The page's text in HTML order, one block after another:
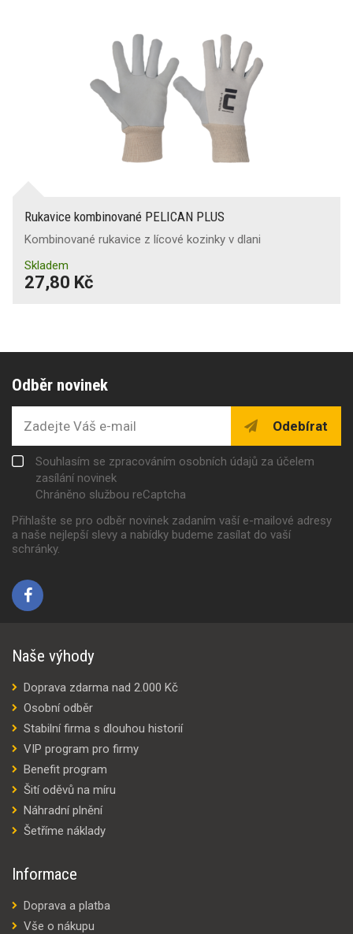
Rukavice kombinované PELICAN PLUS
Kombinované rukavice z lícové kozinky v dlani
Skladem
27,80 Kč
Odběr novinek
Odebírat
Souhlasím se zpracováním osobních údajů za účelem
zasílání novinek
Chráněno službou reCaptcha
Přihlašte se pro odběr novinek zadaním vaší e-mailové adresy
a naše nejlepší slevy a nabídky budeme zasílat do vaší
schránky.
Naše výhody
Doprava zdarma nad 2.000 Kč
Osobní odběr
Stabilní firma s dlouhou historií
VIP program pro firmy
Benefit program
Šití oděvů na míru
Náhradní plnění
Šetříme náklady
Informace
Doprava a platba
Vše o nákupu